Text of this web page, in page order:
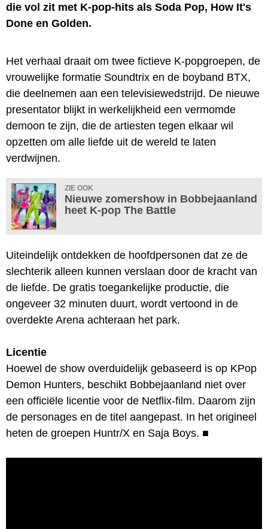
die vol zit met K-pop-hits als Soda Pop, How It's
Done en Golden.
Het verhaal draait om twee fictieve K-popgroepen, de
vrouwelijke formatie Soundtrix en de boyband BTX,
die deelnemen aan een televisiewedstrijd. De nieuwe
presentator blijkt in werkelijkheid een vermomde
demoon te zijn, die de artiesten tegen elkaar wil
opzetten om alle liefde uit de wereld te laten
verdwijnen.
ZIE OOK
Nieuwe zomershow in Bobbejaanland
heet K-pop The Battle
Uiteindelijk ontdekken de hoofdpersonen dat ze de
slechterik alleen kunnen verslaan door de kracht van
de liefde. De gratis toegankelijke productie, die
ongeveer 32 minuten duurt, wordt vertoond in de
overdekte Arena achteraan het park.
Licentie
Hoewel de show overduidelijk gebaseerd is op KPop
Demon Hunters, beschikt Bobbejaanland niet over
een officiële licentie voor de Netflix-film. Daarom zijn
de personages en de titel aangepast. In het origineel
heten de groepen Huntr/X en Saja Boys. ■